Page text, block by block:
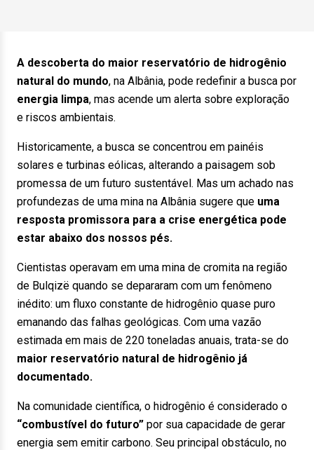
A descoberta do maior reservatório de hidrogênio
natural do mundo, na Albânia, pode redefinir a busca por
energia limpa, mas acende um alerta sobre exploração
e riscos ambientais.
Historicamente, a busca se concentrou em painéis
solares e turbinas eólicas, alterando a paisagem sob
promessa de um futuro sustentável. Mas um achado nas
profundezas de uma mina na Albânia sugere que uma
resposta promissora para a crise energética pode
estar abaixo dos nossos pés.
Cientistas operavam em uma mina de cromita na região
de Bulqizë quando se depararam com um fenômeno
inédito: um fluxo constante de hidrogênio quase puro
emanando das falhas geológicas. Com uma vazão
estimada em mais de 220 toneladas anuais, trata-se do
maior reservatório natural de hidrogênio já
documentado.
Na comunidade científica, o hidrogênio é considerado o
“combustível do futuro” por sua capacidade de gerar
energia sem emitir carbono. Seu principal obstáculo, no